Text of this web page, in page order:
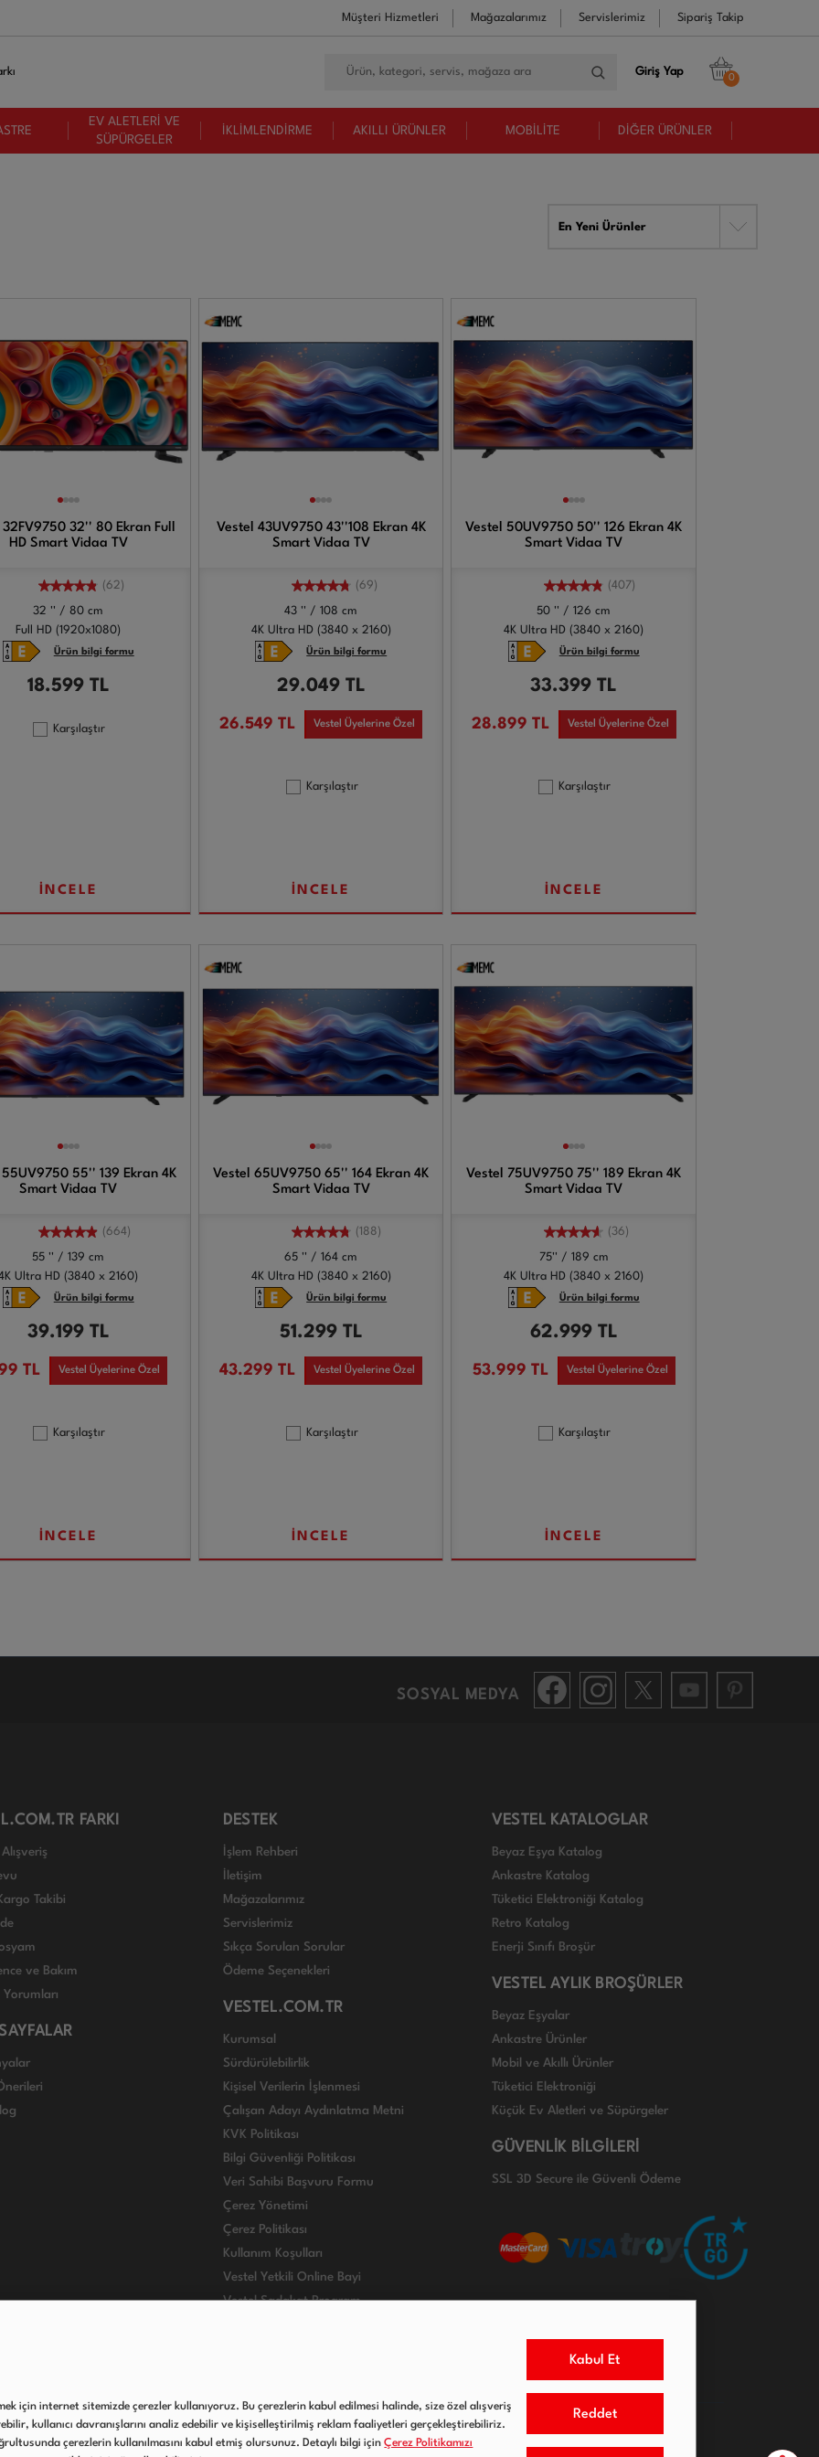
Müşteri Hizmetleri Mağazalarımız Servislerimiz Sipariş Takip
Giriş Yap 0
EV ALETLERİ VE
SÜPÜRGELER
İKLİMLENDİRME AKILLI ÜRÜNLER MOBİLİTE DİĞER ÜRÜNLER
En Yeni Ürünler
32FV9750 32'' 80 Ekran Full
HD Smart Vidaa TV
(62)
32 '' / 80 cm
Full HD (1920x1080)
Ürün bilgi formu
18.599 TL
Karşılaştır
İNCELE
Vestel 43UV9750 43''108 Ekran 4K
Smart Vidaa TV
(69)
43 '' / 108 cm
4K Ultra HD (3840 x 2160)
Ürün bilgi formu
29.049 TL
26.549TL Vestel Üyelerine Özel
Karşılaştır
İNCELE
Vestel 50UV9750 50'' 126 Ekran 4K
Smart Vidaa TV
(407)
50 '' / 126 cm
4K Ultra HD (3840 x 2160)
Ürün bilgi formu
33.399TL
28.899 TL Vestel Üyelerine Özel
Karşılaştır
İNCELE
55'' 139 Ekran 4K
Smart Vidaa TV
(664)
55 '' / 139 cm
Ultra HD (3840 x 2160)
Ürün bilgi formu
39.199 TL
TL Vestel Üyelerine Özel
Karşılaştır
İNCELE
Vestel 65UV9750 65'' 164 Ekran 4K
Smart Vidaa TV
(188)
65 '' / 164 cm
4K Ultra HD (3840 x 2160)
Ürün bilgi formu
51.299 TL
43.299TL Vestel Üyelerine Özel
Karşılaştır
İNCELE
Vestel 75UV9750 75'' 189 Ekran 4K
Smart Vidaa TV
(36)
75'' / 189 cm
4K Ultra HD (3840 x 2160)
Ürün bilgi formu
62.999 TL
53.999 TL Vestel Üyelerine Özel
Karşılaştır
İNCELE
SOSYAL MEDYA
FARKI
Takibi
ve Bakım
Yorumları
DESTEK
İşlem Rehberi
İletişim
Mağazalarımız
Servislerimiz
Sıkça Sorulan Sorular
Ödeme Seçenekleri
VESTEL.COM.TR
Kurumsal
Sürdürülebilirlik
Kişisel Verilerin İşlenmesi
Çalışan Adayı Aydınlatma Metni
KVK Politikası
Bilgi Güvenliği Politikası
Veri Sahibi Başvuru Formu
Çerez Yönetimi
Çerez Politikası
Kullanım Koşulları
Vestel Yetkili Online Bayi
Vestel Sadakat Program
VESTEL KATALOGLAR
Beyaz Eşya Katalog
Ankastre Katalog
Tüketici Elektroniği Katalog
Retro Katalog
Enerji Sınıfı Broşür
VESTEL AYLIK BROŞÜRLER
Beyaz Eşyalar
Ankastre Ürünler
Mobil ve Akıllı Ürünler
Tüketici Elektroniği
Küçük Ev Aletleri ve Süpürgeler
GÜVENLİK BİLGİLERİ
SSL 3D Secure ile Güvenli Ödeme
için internet sitemizde çerezler kullanıyoruz. Bu çerezlerin kabul edilmesi halinde, size özel alışveriş
kullanıcı davranışlarını analiz edebilir ve kişiselleştirilmiş reklam faaliyetleri gerçekleştirebiliriz.
çerezlerin kullanılmasını kabul etmiş olursunuz. Detaylı bilgi içinÇerez Politikamızı
Kabul Et
Reddet